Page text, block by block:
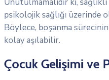
Unutulmamalıdır ki,
psikolojik sağlığı üzerinde
Böylece, boşanma
kolay aşılabilir.
Çocuk Gelişimi ve